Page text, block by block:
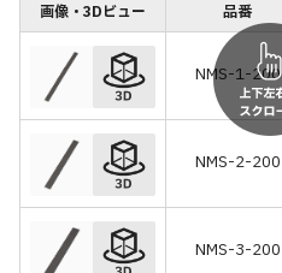
画像・3Dビュー 品番
NMS-1-200
NMS-2-200
NMS-3-200